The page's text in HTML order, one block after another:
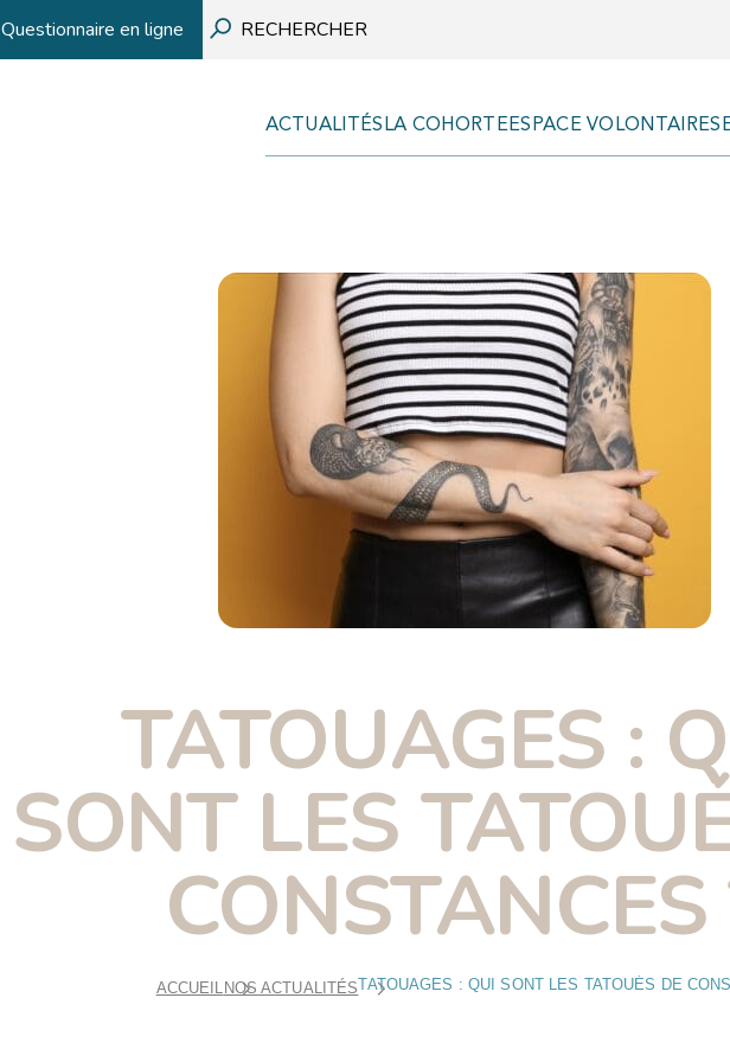
Questionnaire en ligne
ACTUALITÉS LA COHORTEESPACE VOLONTAIRES
REVUES SCIENTIFIQUES
COMMUNICATIONS
RAPPORTS
VULGARISATION SCIENTIFIQUE
THÈSES
TATOUAGES :
SONT LES
CONSTANCES
ACCUEIL NOS ACTUALITÉS